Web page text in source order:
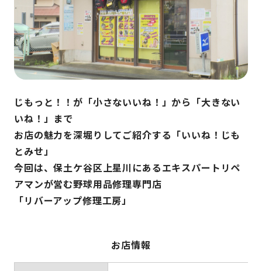
じもっと！！が「小さないいね！」から「大きない
いね！」まで
お店の魅力を深堀りしてご紹介する「いいね！じも
とみせ」
今回は、保土ケ谷区上星川にあるエキスパートリペ
アマンが営む野球用品修理専門店
「リバーアップ修理工房」
お店情報